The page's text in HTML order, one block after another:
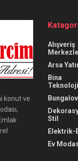
konut ve
Alışveriş
Arsa
Bina
Bungalov
Stil
Elektrik-
Ev